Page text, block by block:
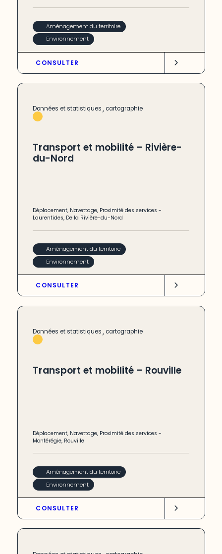
Aménagement du territoire
Environnement
CONSULTER
Données et statistiques, cartographie
Transport et mobilité – Rivière-
du-Nord
Déplacement, Navettage, Proximité des services -
Laurentides, De la Rivière-du-Nord
Aménagement du territoire
Environnement
CONSULTER
Données et statistiques, cartographie
Transport et mobilité – Rouville
Déplacement, Navettage, Proximité des services -
Montérégie, Rouville
Aménagement du territoire
Environnement
CONSULTER